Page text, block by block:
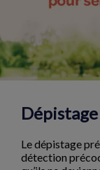
Le dépistage
détection